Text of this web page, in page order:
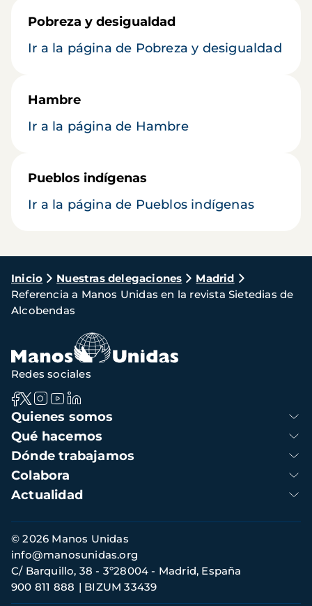
Pobreza y desigualdad
Ir a la página de Pobreza y desigualdad
Hambre
Ir a la página de Hambre
Pueblos indígenas
Ir a la página de Pueblos indígenas
Ruta
de
navegación
Inicio Nuestras delegaciones
Madrid
Referencia a Manos Unidas en la revista Sietedias de
Alcobendas
Navegación
principal
Quienes somos
Qué hacemos
Dónde trabajamos
Colabora
Actualidad
Redes sociales
Información
de
contacto
© 2026 Manos Unidas
C/ Barquillo, 38 - 3º28004 - Madrid, España
900 811 888
BIZUM 33439
info@manosunidas.org